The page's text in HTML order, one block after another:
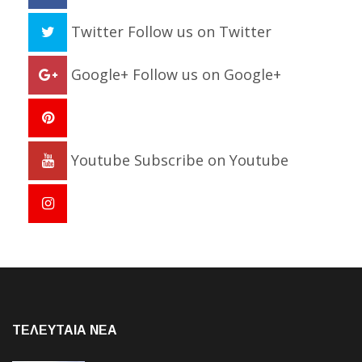
Twitter Follow us on Twitter
Google+ Follow us on Google+
Youtube Subscribe on Youtube
ΤΕΛΕΥΤΑΙΑ NEA